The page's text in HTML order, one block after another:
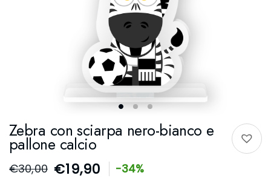
Zebra con sciarpa nero-bianco e
pallone calcio
€30,00 €19,90 -34%